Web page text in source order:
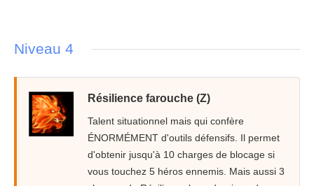
Niveau 4
Résilience farouche (Z)
Talent situationnel mais qui confère
ÉNORMÉMENT d'outils défensifs. Il permet
d'obtenir jusqu'à 10 charges de blocage si
vous touchez 5 héros ennemis. Mais aussi 3